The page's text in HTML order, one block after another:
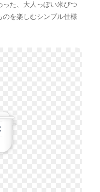
った、大人っぽい米びつ
を楽しむシンプル仕様